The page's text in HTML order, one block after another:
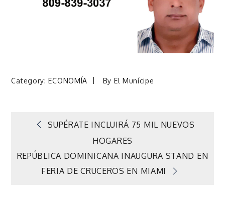
Category:ECONOMÍA By El Munícipe
Navegación
de
SUPÉRATE INCLUIRÁ 75 MIL NUEVOS
HOGARES
REPÚBLICA DOMINICANA INAUGURA STAND EN
FERIA DE CRUCEROS EN MIAMI